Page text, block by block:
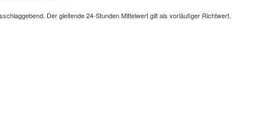
Der gleitende 24-Stunden Mittelwert gilt als vorläufiger Richtwert.